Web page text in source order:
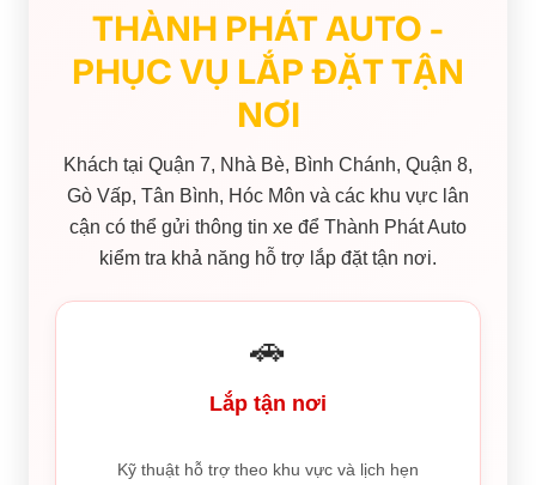
THÀNH PHÁT AUTO -
PHỤC VỤ LẮP ĐẶT TẬN
NƠI
Khách tại Quận 7, Nhà Bè, Bình Chánh, Quận 8,
Gò Vấp, Tân Bình, Hóc Môn và các khu vực lân
cận có thể gửi thông tin xe để Thành Phát Auto
kiểm tra khả năng hỗ trợ lắp đặt tận nơi.
🚗
Lắp tận nơi
Kỹ thuật hỗ trợ theo khu vực và lịch hẹn